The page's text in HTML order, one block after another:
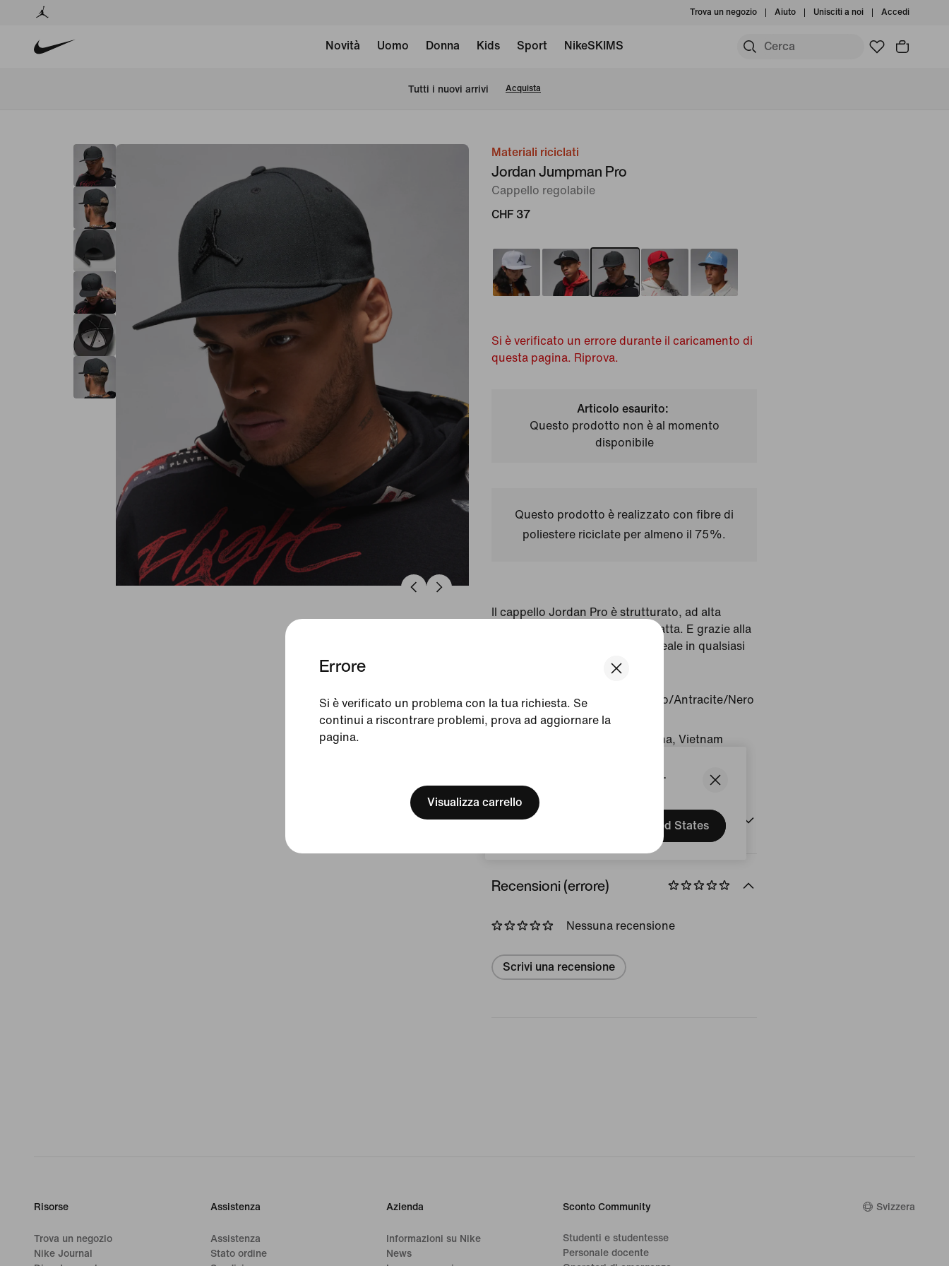
We think you are in United States.
Update your location?
United States
Errore
Si è verificato un problema con la tua richiesta. Se
continui a riscontrare problemi, prova ad aggiornare la
pagina.
Visualizza carrello
Trova un negozio Aiuto Unisciti a noi Accedi
Novità Uomo Donna Kids Sport NikeSKIMS
Tutti i nuovi arrivi Acquista
immagine
Materiali riciclati
Jordan Jumpman Pro
Cappello regolabile
CHF 37
Si è verificato un errore durante il caricamento di
questa pagina. Riprova.
Articolo esaurito:
Questo prodotto non è al momento
disponibile
Questo prodotto è realizzato con fibre di
poliestere riciclate per almeno il 75%.
Il cappello Jordan Pro è strutturato, ad alta
profondità e dotato di visiera piatta. E grazie alla
fascia antisudore integrata, è ideale in qualsiasi
Colore mostrato in foto:
Nero/Antracite/Nero
Stile: FV5296-011
Paese/regione di origine: Cina, Vietnam
Realizzazione
Recensioni (errore)
Nessuna recensione
Scrivi una recensione
Risorse
Trova un negozio
Nike Journal
Assistenza
Assistenza
Stato ordine
Azienda
Informazioni su Nike
News
Sconto Community
Studenti e studentesse
Personale docente
Svizzera